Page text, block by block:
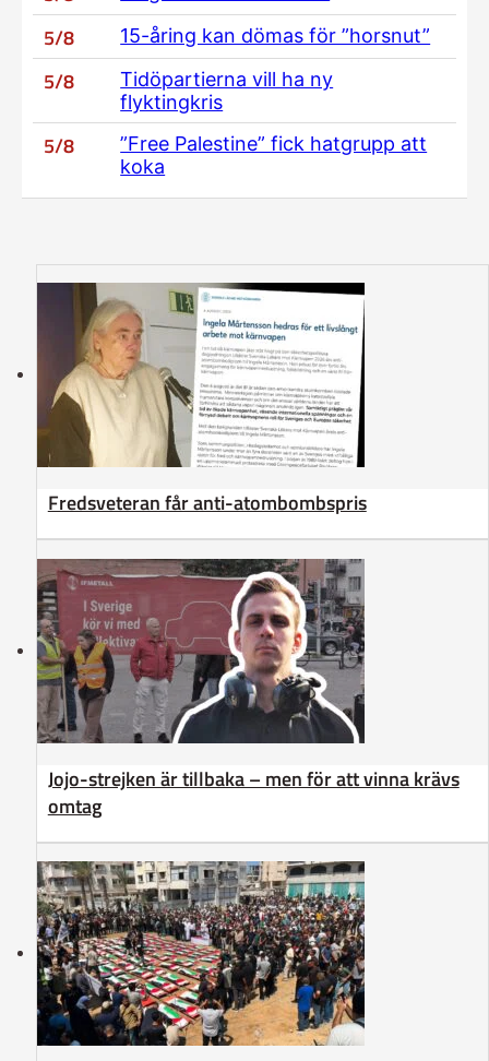
5/8 15-åring kan dömas för ”horsnut”
5/8
Tidöpartierna vill ha ny
flyktingkris
5/8
”Free Palestine” fick hatgrupp att
koka
Fredsveteran får anti-atombombspris
Jojo-strejken är tillbaka – men för att vinna krävs
omtag